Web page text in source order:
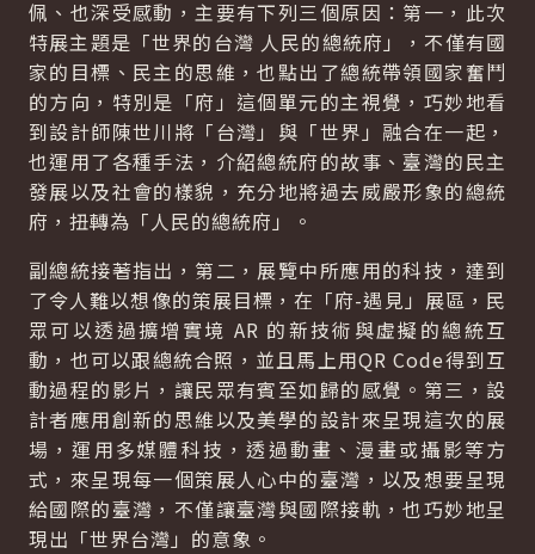
佩、也深受感動，主要有下列三個原因：第一，此次
特展主題是「世界的台灣 人民的總統府」，不僅有國
家的目標、民主的思維，也點出了總統帶領國家奮鬥
的方向，特別是「府」這個單元的主視覺，巧妙地看
到設計師陳世川將「台灣」與「世界」融合在一起，
也運用了各種手法，介紹總統府的故事、臺灣的民主
發展以及社會的樣貌，充分地將過去威嚴形象的總統
府，扭轉為「人民的總統府」。
副總統接著指出，第二，展覽中所應用的科技，達到
了令人難以想像的策展目標，在「府-遇見」展區，民
眾可以透過擴增實境 AR 的新技術與虛擬的總統互
動，也可以跟總統合照，並且馬上用QR Code得到互
動過程的影片，讓民眾有賓至如歸的感覺。第三，設
計者應用創新的思維以及美學的設計來呈現這次的展
場，運用多媒體科技，透過動畫、漫畫或攝影等方
式，來呈現每一個策展人心中的臺灣，以及想要呈現
給國際的臺灣，不僅讓臺灣與國際接軌，也巧妙地呈
現出「世界台灣」的意象。